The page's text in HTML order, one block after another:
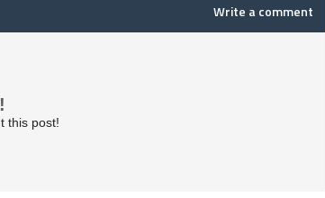
Write a comment
this post!